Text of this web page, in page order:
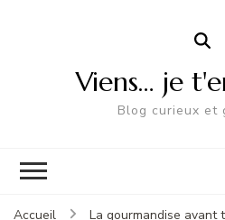
Viens… je
Blog curieux et
Accueil
La gourmandise avant